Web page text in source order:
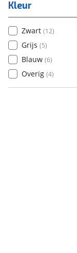
Kleur
Zwart (12)
Grijs (5)
Blauw (6)
Overig (4)